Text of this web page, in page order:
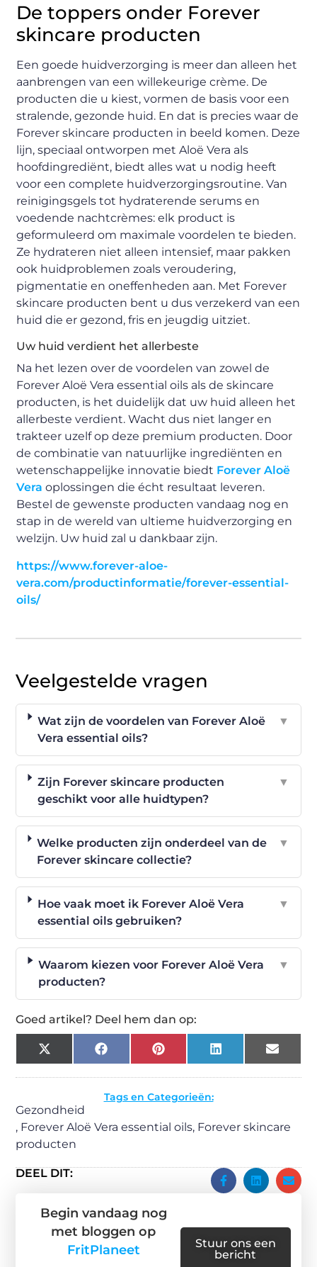
De toppers onder Forever
skincare producten
Een goede huidverzorging is meer dan alleen het
aanbrengen van een willekeurige crème. De
producten die u kiest, vormen de basis voor een
stralende, gezonde huid. En dat is precies waar de
Forever skincare producten in beeld komen. Deze
lijn, speciaal ontworpen met Aloë Vera als
hoofdingrediënt, biedt alles wat u nodig heeft
voor een complete huidverzorgingsroutine. Van
reinigingsgels tot hydraterende serums en
voedende nachtcrèmes: elk product is
geformuleerd om maximale voordelen te bieden.
Ze hydrateren niet alleen intensief, maar pakken
ook huidproblemen zoals veroudering,
pigmentatie en oneffenheden aan. Met Forever
skincare producten bent u dus verzekerd van een
huid die er gezond, fris en jeugdig uitziet.
Uw huid verdient het allerbeste
Na het lezen over de voordelen van zowel de
Forever Aloë Vera essential oils als de skincare
producten, is het duidelijk dat uw huid alleen het
allerbeste verdient. Wacht dus niet langer en
trakteer uzelf op deze premium producten. Door
de combinatie van natuurlijke ingrediënten en
wetenschappelijke innovatie biedt Forever Aloë
Vera oplossingen die écht resultaat leveren.
Bestel de gewenste producten vandaag nog en
stap in de wereld van ultieme huidverzorging en
welzijn. Uw huid zal u dankbaar zijn.
https://www.forever-aloe-
vera.com/productinformatie/forever-essential-
oils/
Veelgestelde vragen
Wat zijn de voordelen van Forever Aloë
Vera essential oils?
▼
Zijn Forever skincare producten
geschikt voor alle huidtypen?
▼
Welke producten zijn onderdeel van de
Forever skincare collectie?
▼
Hoe vaak moet ik Forever Aloë Vera
essential oils gebruiken?
▼
Waarom kiezen voor Forever Aloë Vera
producten?
▼
Goed artikel? Deel hem dan op:
X
(Twitter)
FacebookPinterestLinkedIn Email
Tags en Categorieën:
Gezondheid
, Forever Aloë Vera essential oils, Forever skincare
producten
DEEL DIT:
Begin vandaag nog
met bloggen op
FritPlaneet
Stuur ons een
bericht